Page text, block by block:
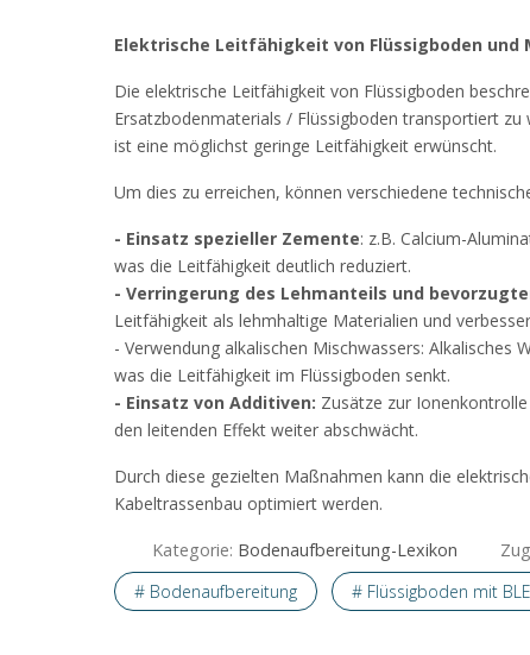
Elektrische Leitfähigkeit von Flüssigboden und
Die elektrische Leitfähigkeit von Flüssigboden
Ersatzbodenmaterials / Flüssigboden transportiert
ist eine möglichst geringe Leitfähigkeit erwünscht.
Um dies zu erreichen, können verschiedene
- Einsatz spezieller Zemente: z.B. Calcium-
was die Leitfähigkeit deutlich reduziert.
- Verringerung des Lehmanteils und
Leitfähigkeit als lehmhaltige Materialien und
- Verwendung alkalischen Mischwassers:
was die Leitfähigkeit im Flüssigboden senkt.
- Einsatz von Additiven: Zusätze zur
den leitenden Effekt weiter abschwächt.
Durch diese gezielten Maßnahmen kann die
Kabeltrassenbau optimiert werden.
Kategorie: Bodenaufbereitung-Lexikon
# Bodenaufbereitung
# Flüssigboden mit